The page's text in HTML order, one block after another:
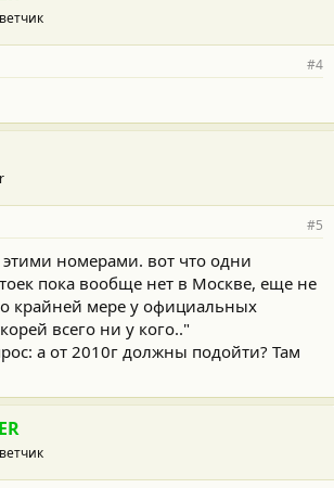
#4
#5
этими номерами. вот что одни
пока вообще нет в Москве, еще не
крайней мере у официальных
всего ни у кого.."
а от 2010г должны подойти? Там